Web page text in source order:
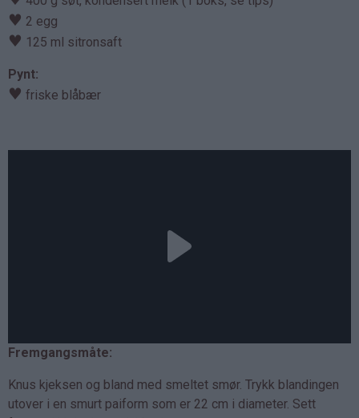
♥ 2 egg
♥ 125 ml sitronsaft
Pynt:
♥ friske blåbær
Fremgangsmåte:
Knus kjeksen og bland med smeltet smør. Trykk blandingen
utover i en smurt paiform som er 22 cm i diameter. Sett